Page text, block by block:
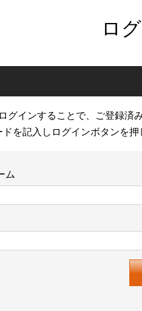
ロ
グインすることで、ご登録済
を記入しログインボタンを押
ム